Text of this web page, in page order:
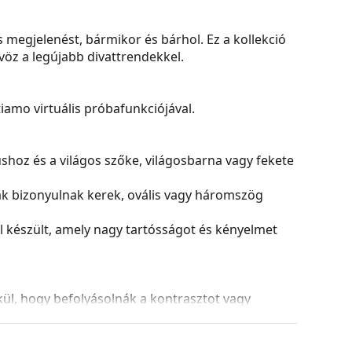
bármikor és bárhol. Ez a kollekció
a legújabb divattrendekkel.
virtuális próbafunkciójával.
és a világos szőke, világosbarna vagy fekete
bizonyulnak kerek, ovális vagy háromszög
amely nagy tartósságot és kényelmet
hogy befolyásolnák a kontrasztot vagy